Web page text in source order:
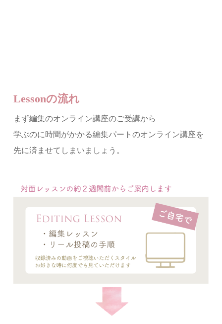
Lessonの流れ
まず編集のオンライン講座のご受講から
学ぶのに時間がかかる編集パートのオンライン講座を
先に済ませてしまいましょう。